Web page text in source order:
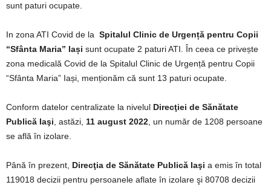
sunt paturi ocupate.
In zona ATI Covid de la Spitalul Clinic de Urgență pentru Copii
“Sfânta Maria” Iași sunt ocupate 2 paturi ATI. În ceea ce privește
zona medicală Covid de la Spitalul Clinic de Urgență pentru Copii
“Sfânta Maria” Iași, menționăm că sunt 13 paturi ocupate.
Conform datelor centralizate la nivelul Direcţiei de Sănătate
Publică Iaşi , astăzi, 11 august 2022 , un număr de 1208 persoane
se află în izolare.
Până în prezent, Direcţia de Sănătate Publică Iaşi a emis în total
119018 decizii pentru persoanele aflate în izolare şi 80708 decizii